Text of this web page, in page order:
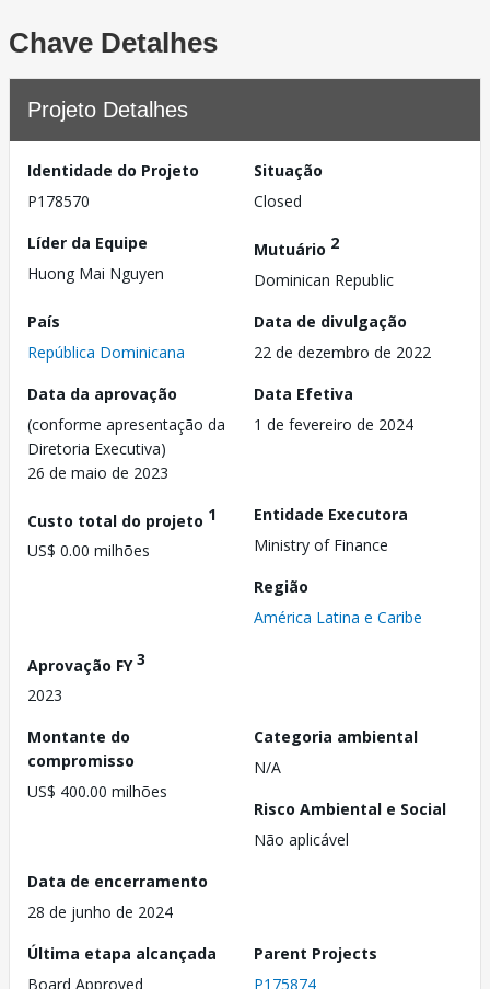
Chave Detalhes
Projeto Detalhes
Identidade do Projeto
P178570
Situação
Closed
Líder da Equipe
Huong Mai Nguyen
Mutuário 2
Dominican Republic
País
República Dominicana
Data de divulgação
22 de dezembro de 2022
Data da aprovação
(conforme apresentação da
Diretoria Executiva)
26 de maio de 2023
Data Efetiva
1 de fevereiro de 2024
Custo total do projeto 1
US$ 0.00 milhões
Entidade Executora
Ministry of Finance
Região
América Latina e Caribe
Aprovação FY3
2023
Montante do
compromisso
US$ 400.00 milhões
Categoria ambiental
N/A
Risco Ambiental e Social
Não aplicável
Data de encerramento
28 de junho de 2024
Última etapa alcançada
Board Approved
Parent Projects
P175874